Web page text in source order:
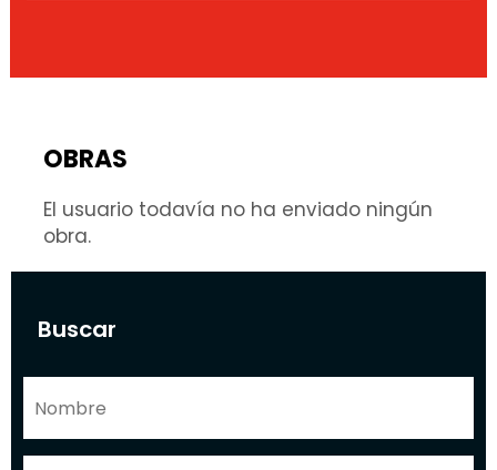
Buscar
OBRAS
El usuario todavía no ha enviado ningún
obra.